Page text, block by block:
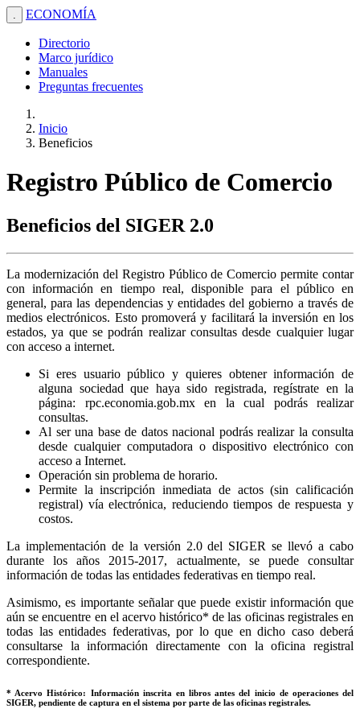
. ECONOMÍA
Directorio
Marco jurídico
Manuales
Preguntas frecuentes
Inicio
Beneficios
Registro Público de Comercio
Beneficios del SIGER 2.0
La modernización del Registro Público de Comercio permite contar
con información en tiempo real, disponible para el público en
general, para las dependencias y entidades del gobierno a través de
medios electrónicos. Esto promoverá y facilitará la inversión en los
estados, ya que se podrán realizar consultas desde cualquier lugar
con acceso a internet.
Si eres usuario público y quieres obtener información de
alguna sociedad que haya sido registrada, regístrate en la
página: rpc.economia.gob.mx en la cual podrás realizar
consultas.
Al ser una base de datos nacional podrás realizar la consulta
desde cualquier computadora o dispositivo electrónico con
acceso a Internet.
Operación sin problema de horario.
Permite la inscripción inmediata de actos (sin calificación
registral) vía electrónica, reduciendo tiempos de respuesta y
costos.
La implementación de la versión 2.0 del SIGER se llevó a cabo
durante los años 2015-2017, actualmente, se puede consultar
información de todas las entidades federativas en tiempo real.
Asimismo, es importante señalar que puede existir información que
aún se encuentre en el acervo histórico* de las oficinas registrales en
todas las entidades federativas, por lo que en dicho caso deberá
consultarse la información directamente con la oficina registral
correspondiente.
* Acervo Histórico: Información inscrita en libros antes del inicio de operaciones del
SIGER, pendiente de captura en el sistema por parte de las oficinas registrales.